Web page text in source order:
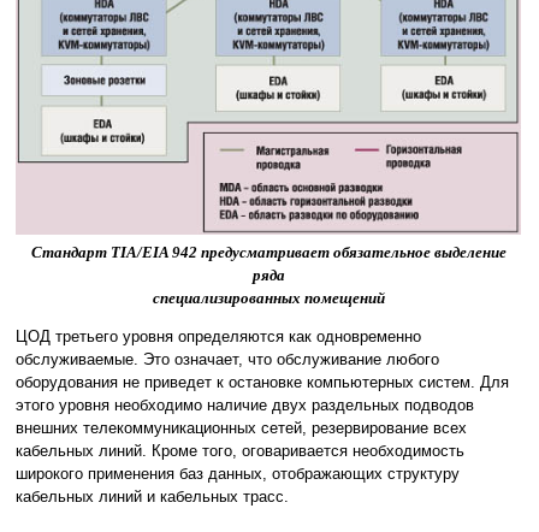
Стандарт TIA/EIA 942 предусматривает обязательное выделение
ряда
специализированных помещений
ЦОД третьего уровня определяются как одновременно
обслуживаемые. Это означает, что обслуживание любого
оборудования не приведет к остановке компьютерных систем. Для
этого уровня необходимо наличие двух раздельных подводов
внешних телекоммуникационных сетей, резервирование всех
кабельных линий. Кроме того, оговаривается необходимость
широкого применения баз данных, отображающих структуру
кабельных линий и кабельных трасс.